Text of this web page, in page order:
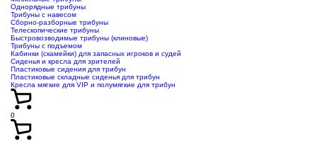
Однорядные трибуны
Трибуны с навесом
Сборно-разборные трибуны
Телескопические трибуны
Быстровозводимые трибуны (клиновые)
Трибуны с подъемом
Кабинки (скамейки) для запасных игроков и судей
Сиденья и кресла для зрителей
Пластиковые сидения для трибун
Пластиковые складные сиденья для трибун
Кресла мягкие для VIP и полумягкие для трибун
0